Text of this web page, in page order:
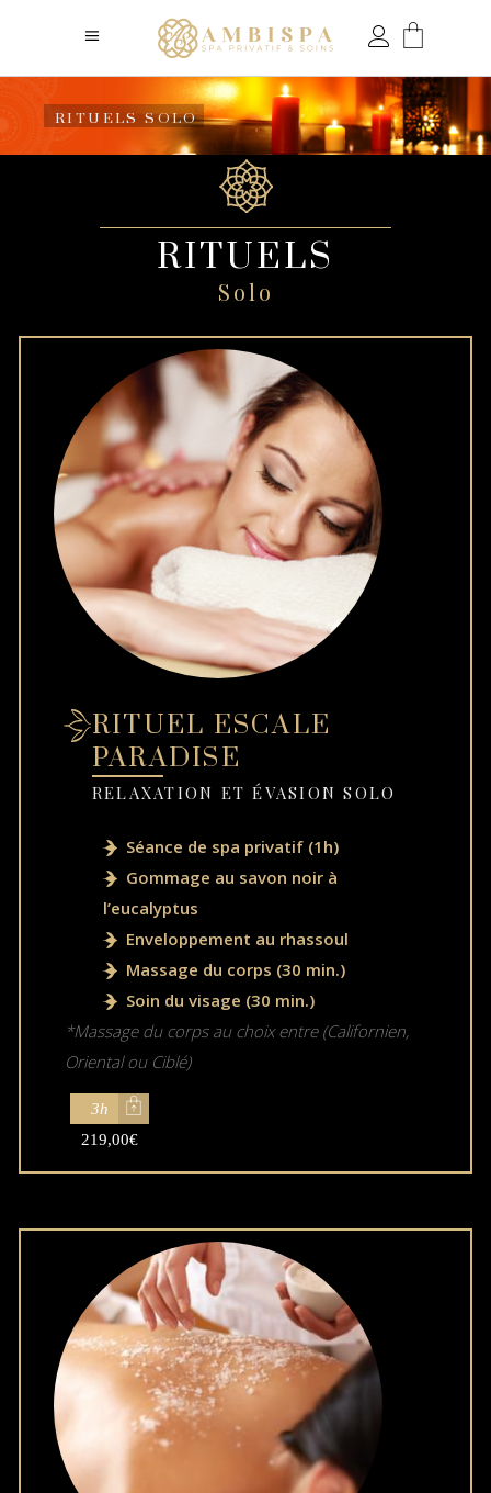
RITUELS SOLO
RITUELS
Solo
RITUEL ESCALE
PARADISE
RELAXATION ET ÉVASION SOLO
Séance de spa privatif (1h)
Gommage au savon noir à
l’eucalyptus
Enveloppement au rhassoul
Massage du corps (30 min.)
Soin du visage (30 min.)
*Massage du corps au choix entre (Californien,
Oriental ou Ciblé)
3h
219,00€